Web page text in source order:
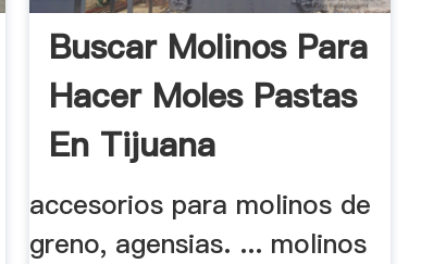
Buscar Molinos Para
Hacer Moles Pastas
En Tijuana
accesorios para molinos de
greno, agensias. ... molinos